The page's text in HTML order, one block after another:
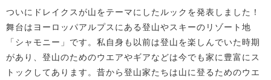
ついにドレイクスが山をテーマにしたルックを発表しました！
舞台はヨーロッパアルプスにある登山やスキーのリゾート地
「シャモニー」です。私自身も以前は登山を楽しんでいた時期
があり、登山のためのウエアやギアなどは今でも家に豊富にス
トックしてあります。昔から登山家たちは山に登るためのウエ